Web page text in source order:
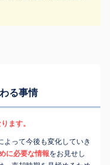
る事情
ます。
よって今後も変化していき
に必要な情報をお見せし